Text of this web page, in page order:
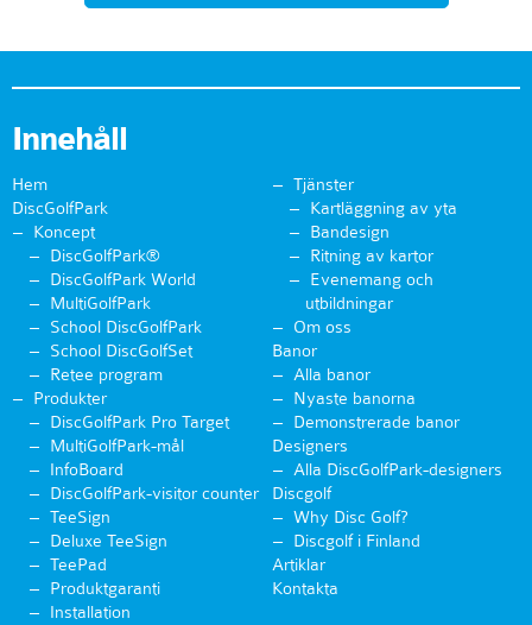
Innehåll
Hem
DiscGolfPark
Koncept
DiscGolfPark®
DiscGolfPark World
MultiGolfPark
School DiscGolfPark
School DiscGolfSet
Retee program
Produkter
DiscGolfPark Pro Target
MultiGolfPark-mål
InfoBoard
DiscGolfPark-visitor counter
TeeSign
Deluxe TeeSign
TeePad
Produktgaranti
Installation
Tjänster
Kartläggning av yta
Bandesign
Ritning av kartor
Evenemang och
utbildningar
Om oss
Banor
Alla banor
Nyaste banorna
Demonstrerade banor
Designers
Alla DiscGolfPark-designers
Discgolf
Why Disc Golf?
Discgolf i Finland
Artiklar
Kontakta